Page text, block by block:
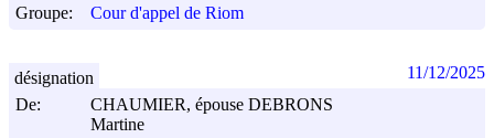
Groupe:
Cour d'appel de Riom
De:
CHAUMIER, épouse DEBRONS
Martine
désignation 11/12/2025